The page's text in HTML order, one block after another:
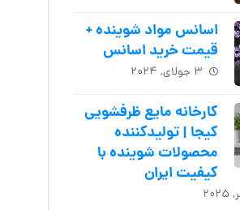
اسانس مواد شوینده +
قیمت خرید اسانس
۳ جولای, ۲۰۲۴
کارخانه مایع ظرفشویی
کیجا | تولیدکننده
محصولات شوینده با
کیفیت ایران